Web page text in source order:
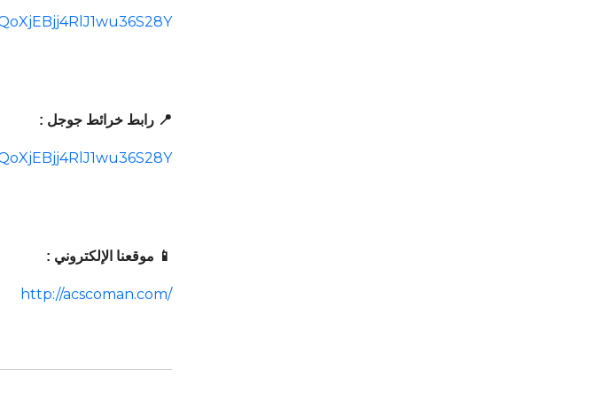
📍 رابط خرائط جوجل :
📱 موقعنا الإلكتروني :
http://acscoman.com/